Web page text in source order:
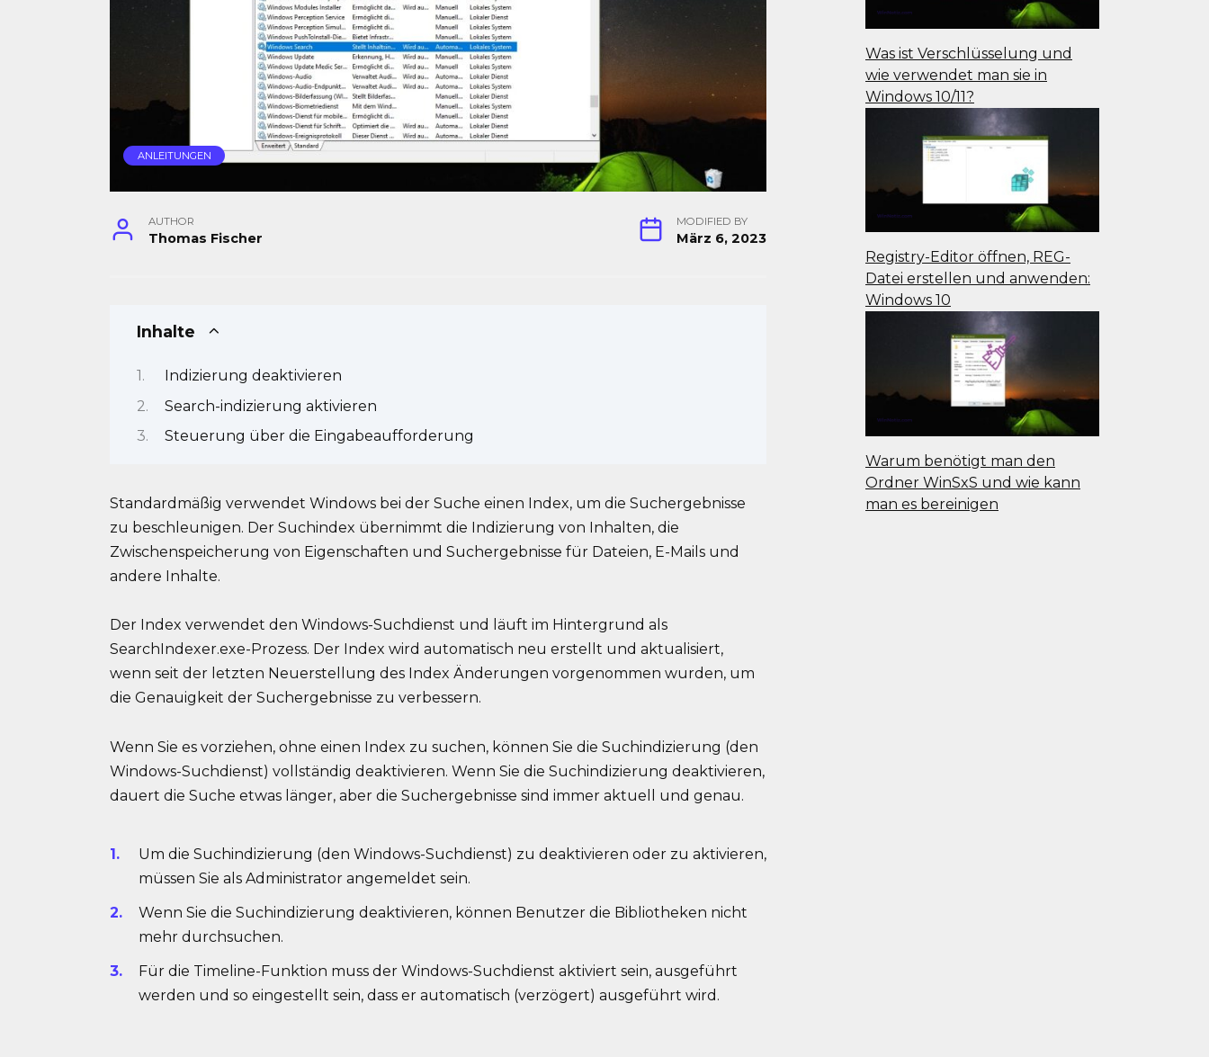
ANLEITUNGEN
AUTHOR
Thomas Fischer
MODIFIED BY
März 6, 2023
Inhalte
Indizierung deaktivieren
Search-indizierung aktivieren
Steuerung über die Eingabeaufforderung
Standardmäßig verwendet Windows bei der Suche einen Index, um die Suchergebnisse
zu beschleunigen. Der Suchindex übernimmt die Indizierung von Inhalten, die
Zwischenspeicherung von Eigenschaften und Suchergebnisse für Dateien, E-Mails und
andere Inhalte.
Der Index verwendet den Windows-Suchdienst und läuft im Hintergrund als
SearchIndexer.exe-Prozess. Der Index wird automatisch neu erstellt und aktualisiert,
wenn seit der letzten Neuerstellung des Index Änderungen vorgenommen wurden, um
die Genauigkeit der Suchergebnisse zu verbessern.
Wenn Sie es vorziehen, ohne einen Index zu suchen, können Sie die Suchindizierung (den
Windows-Suchdienst) vollständig deaktivieren. Wenn Sie die Suchindizierung deaktivieren,
dauert die Suche etwas länger, aber die Suchergebnisse sind immer aktuell und genau.
Um die Suchindizierung (den Windows-Suchdienst) zu deaktivieren oder zu aktivieren,
müssen Sie als Administrator angemeldet sein.
Wenn Sie die Suchindizierung deaktivieren, können Benutzer die Bibliotheken nicht
mehr durchsuchen.
Für die Timeline-Funktion muss der Windows-Suchdienst aktiviert sein, ausgeführt
werden und so eingestellt sein, dass er automatisch (verzögert) ausgeführt wird.
Was ist Verschlüsselung und
wie verwendet man sie in
Windows 10/11?
Registry-Editor öffnen, REG-
Datei erstellen und anwenden:
Windows 10
Warum benötigt man den
Ordner WinSxS und wie kann
man es bereinigen